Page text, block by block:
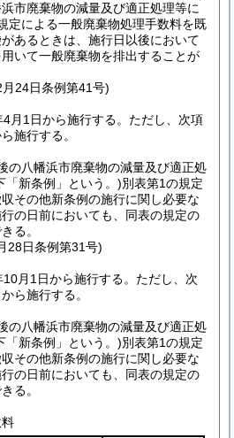
市廃棄物の減量及び適正処理等に
定による一般廃棄物処理手数料を既
あるときは、施行日以後において
いて一般廃棄物を排出することが
24日条例第41号)
月1日から施行する。 ただし、次項
施行する。
の八幡浜市廃棄物の減量及び適正処
「新条例」という。)別表第1の規定
その他新条例の施行に関し必要な
の日前においても、同表の規定の
る。
28日条例第31号)
月1日から施行する。 ただし、次
ら施行する。
の八幡浜市廃棄物の減量及び適正処
「新条例」という。)別表第1の規定
その他新条例の施行に関し必要な
の日前においても、同表の規定の
る。